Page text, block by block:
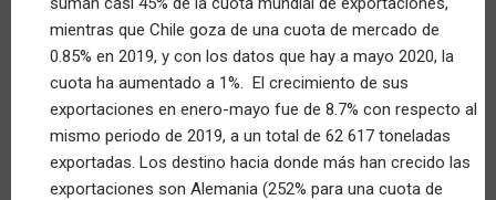
Invitado
(no
verificado)
mientras que Chile goza de una cuota de mercado de
0.85% en 2019, y con los datos que hay a mayo 2020, la
cuota ha aumentado a 1%. El crecimiento de sus
exportaciones en enero-mayo fue de 8.7% con respecto al
mismo periodo de 2019, a un total de 62 617 toneladas
exportadas. Los destino hacia donde más han crecido las
exportaciones son Alemania (252% para una cuota de